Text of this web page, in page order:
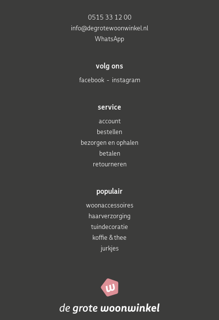
populair
woonaccessoires
haarverzorging
tuindecoratie
koffie & thee
jurkjes
service
account
bestellen
bezorgen en ophalen
betalen
retourneren
volg ons
facebook
instagram
0515 33 12 00
info@degrotewoonwinkel.nl
WhatsApp